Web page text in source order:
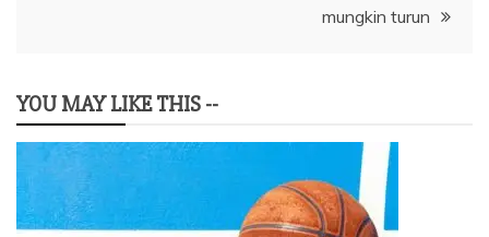
mungkin turun
YOU MAY LIKE THIS --